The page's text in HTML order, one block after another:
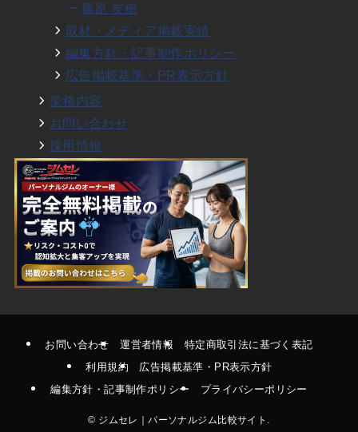
篠原 友樹
取材・メディア掲載実績
編集方針・記事制作ポリシー
広告掲載基準・PR表示方針
業務内容
お問い合わせ
採用情報
お問い合わせ 運営者情報
特定商取引法に基づく表記
利用規約
広告掲載基準・PR表示方針
編集方針・記事制作ポリシー
プライバシーポリシー
© ジムセレ｜パーソナルジム比較サイト.